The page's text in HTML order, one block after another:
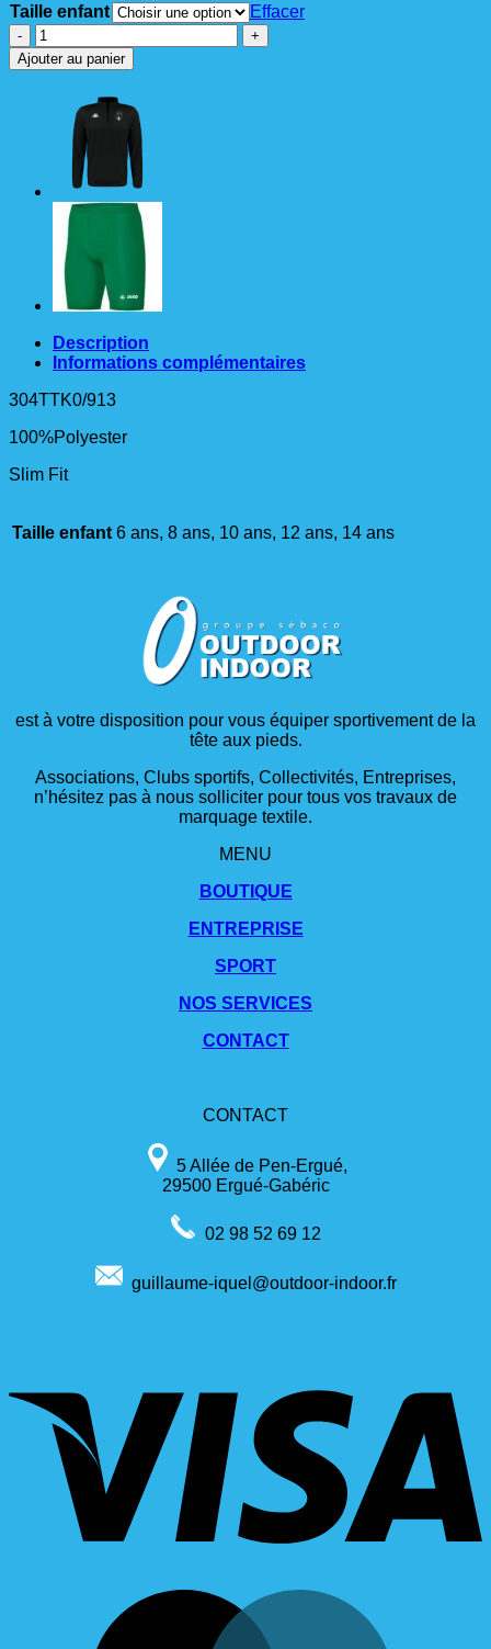
Taille enfant
Effacer
quantité
de
TAVOLE
Junior
Ajouter au panier
Description
Informations complémentaires
304TTK0/913
100%Polyester
Slim Fit
Taille enfant 6 ans, 8 ans, 10 ans, 12 ans, 14 ans
est à votre disposition pour vous équiper sportivement de la
tête aux pieds.
Associations, Clubs sportifs, Collectivités, Entreprises,
n’hésitez pas à nous solliciter pour tous vos travaux de
marquage textile.
MENU
BOUTIQUE
ENTREPRISE
SPORT
NOS SERVICES
CONTACT
CONTACT
5 Allée de Pen-Ergué,
29500 Ergué-Gabéric
02 98 52 69 12
guillaume-iquel@outdoor-indoor.fr